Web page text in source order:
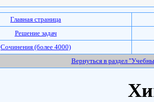
Главная страница
Решение задач
Сочинения (более 4000)
Вернуться в раздел